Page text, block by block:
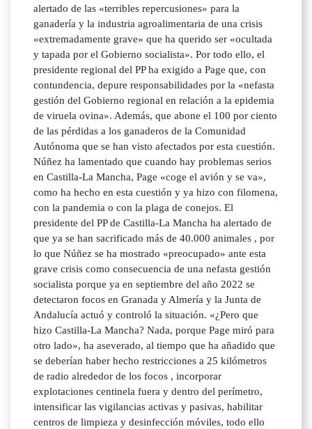
alertado de las «terribles repercusiones» para la
ganadería y la industria agroalimentaria de una crisis
«extremadamente grave» que ha querido ser «ocultada
y tapada por el Gobierno socialista». Por todo ello, el
presidente regional del PP ha exigido a Page que, con
contundencia, depure responsabilidades por la «nefasta
gestión del Gobierno regional en relación a la epidemia
de viruela ovina». Además, que abone el 100 por ciento
de las pérdidas a los ganaderos de la Comunidad
Autónoma que se han visto afectados por esta cuestión.
Núñez ha lamentado que cuando hay problemas serios
en Castilla-La Mancha, Page «coge el avión y se va»,
como ha hecho en esta cuestión y ya hizo con filomena,
con la pandemia o con la plaga de conejos. El
presidente del PP de Castilla-La Mancha ha alertado de
que ya se han sacrificado más de 40.000 animales , por
lo que Núñez se ha mostrado «preocupado» ante esta
grave crisis como consecuencia de una nefasta gestión
socialista porque ya en septiembre del año 2022 se
detectaron focos en Granada y Almería y la Junta de
Andalucía actuó y controló la situación. «¿Pero que
hizo Castilla-La Mancha? Nada, porque Page miró para
otro lado», ha aseverado, al tiempo que ha añadido que
se deberían haber hecho restricciones a 25 kilómetros
de radio alrededor de los focos , incorporar
explotaciones centinela fuera y dentro del perímetro,
intensificar las vigilancias activas y pasivas, habilitar
centros de limpieza y desinfección móviles, todo ello